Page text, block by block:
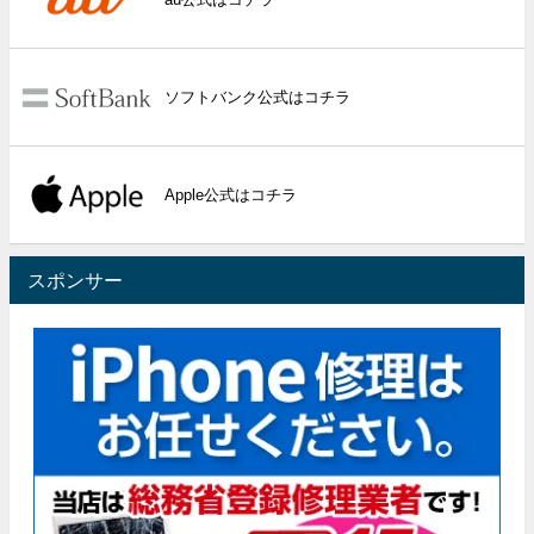
ソフトバンク公式はコチラ
Apple公式はコチラ
スポンサー